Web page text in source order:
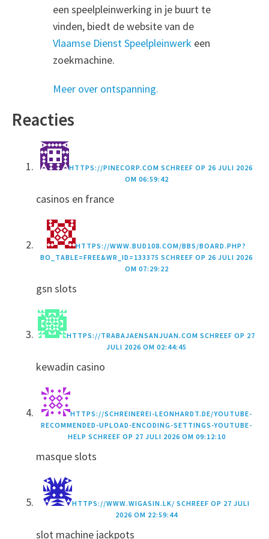
een speelpleinwerking in je buurt te
vinden, biedt de website van de
Vlaamse Dienst Speelpleinwerk een
zoekmachine.
Meer over ontspanning.
Reacties
HTTPS://PINECORP.COM SCHREEF OP 26 JULI 2026
OM 06:59:42
casinos en france
HTTPS://WWW.BUD108.COM/BBS/BOARD.PHP?
BO_TABLE=FREE&WR_ID=133375 SCHREEF OP 26 JULI 2026
OM 07:29:22
gsn slots
HTTPS://TRABAJAENSANJUAN.COM SCHREEF OP 27
JULI 2026 OM 02:44:45
kewadin casino
HTTPS://SCHREINEREI-LEONHARDT.DE/YOUTUBE-
RECOMMENDED-UPLOAD-ENCODING-SETTINGS-YOUTUBE-
HELP SCHREEF OP 27 JULI 2026 OM 09:12:10
masque slots
HTTPS://WWW.WIGASIN.LK/ SCHREEF OP 27 JULI
2026 OM 22:59:44
slot machine jackpots